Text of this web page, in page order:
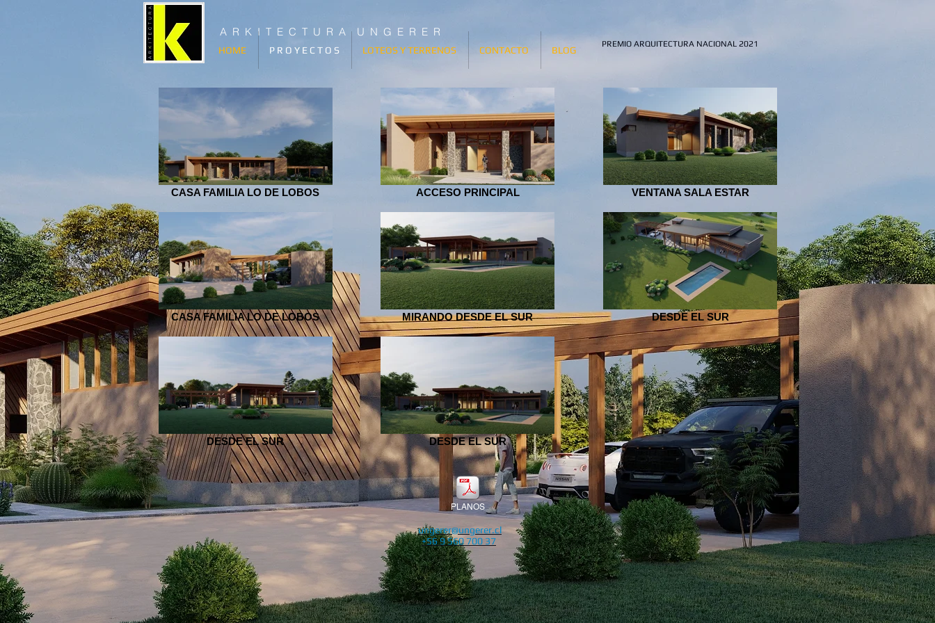
A R K I T E C T U R A U N G E R E R
HOME P R O Y E C T O S LOTEOS Y TERRENOS CONTACTO BLOG
PREMIO ARQUITECTURA NACIONAL 2021
CASA FAMILIA LO DE LOBOS ACCESO PRINCIPAL VENTANA SALA ESTAR
CASA FAMILIA LO DE LOBOS MIRANDO DESDE EL SUR DESDE EL SUR
DESDE EL SUR DESDE EL SUR
PLANOS
ungerer@ungerer.cl
+56 9 560 700 37